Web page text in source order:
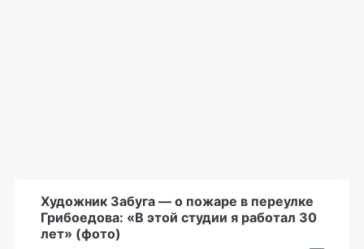
Художник Забуга — о пожаре в переулке
Грибоедова: «В этой студии я работал 30
лет» (фото)